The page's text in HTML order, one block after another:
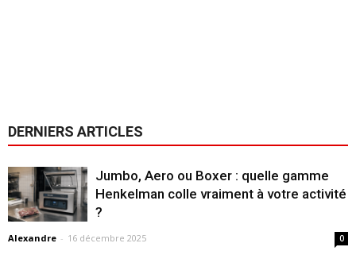
DERNIERS ARTICLES
Jumbo, Aero ou Boxer : quelle gamme
Henkelman colle vraiment à votre activité
?
Alexandre - 16 décembre 2025 0